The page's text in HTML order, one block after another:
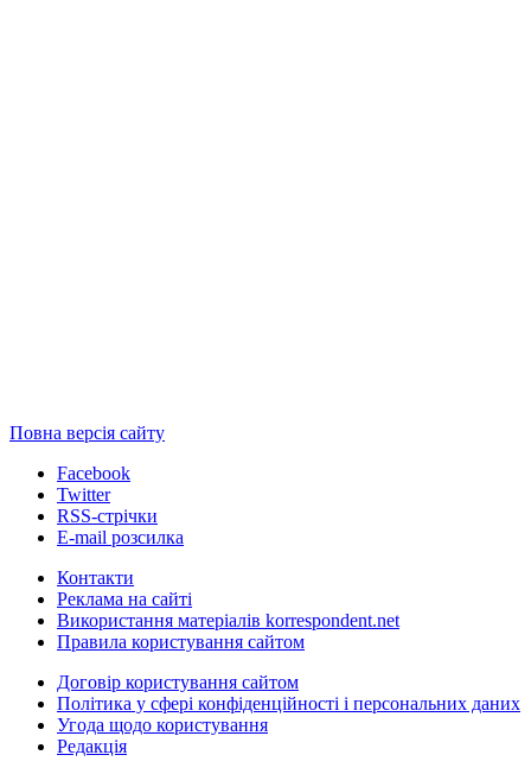
Повна версія сайту
Facebook
Twitter
RSS-стрічки
E-mail розсилка
Контакти
Реклама на сайті
Використання матеріалів korrespondent.net
Правила користування сайтом
Договір користування сайтом
Політика у сфері конфіденційності і персональних даних
Угода щодо користування
Редакція